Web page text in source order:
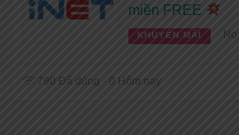
miền FREE
KHUYẾN MÃI
790 Đã dùng - 0 Hôm nay